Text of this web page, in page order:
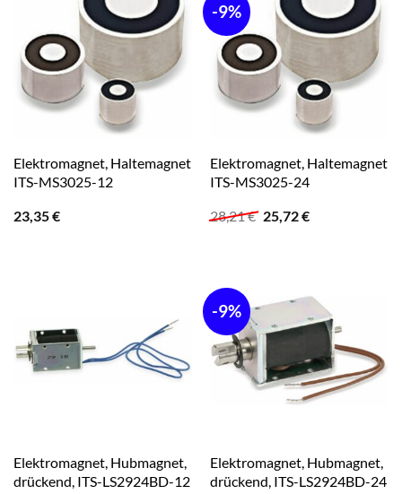
Elektromagnet, Haltemagnet
ITS-MS3025-12
23,35€
-9%
Elektromagnet, Haltemagnet
ITS-MS3025-24
28,21€ Ursprünglicher
Preis
25,72€Aktueller
Elektromagnet, Hubmagnet,
drückend, ITS-LS2924BD-12
-9%
Elektromagnet, Hubmagnet,
drückend, ITS-LS2924BD-24